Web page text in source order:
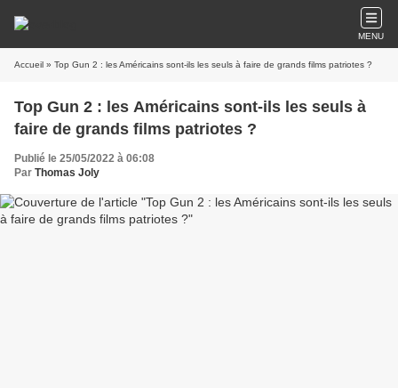
MENU
Accueil » Top Gun 2 : les Américains sont-ils les seuls à faire de grands films patriotes ?
Top Gun 2 : les Américains sont-ils les seuls à
faire de grands films patriotes ?
Publié le 25/05/2022 à 06:08
Par Thomas Joly